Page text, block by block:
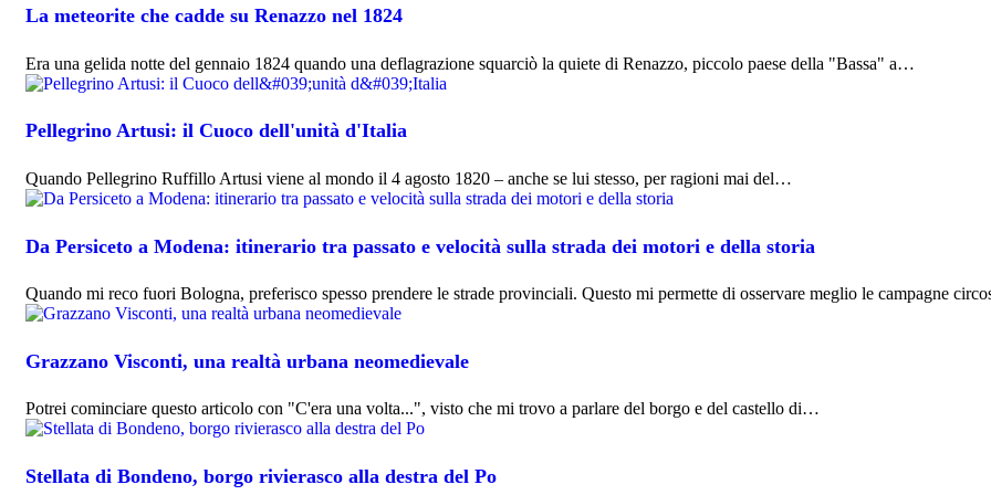
La meteorite che cadde su Renazzo nel 1824
Era una gelida notte del gennaio 1824 quando una deflagrazione squarciò la quiete di Renazzo, piccolo paese della "Bassa" a…
Pellegrino Artusi: il Cuoco dell'unità d'Italia
Quando Pellegrino Ruffillo Artusi viene al mondo il 4 agosto 1820 – anche se lui stesso, per ragioni mai del…
Da Persiceto a Modena: itinerario tra passato e velocità sulla strada dei motori e della storia
Quando mi reco fuori Bologna, preferisco spesso prendere le strade provinciali. Questo mi permette di osservare meglio le campagne
Grazzano Visconti, una realtà urbana neomedievale
Potrei cominciare questo articolo con "C'era una volta...", visto che mi trovo a parlare del borgo e del castello di…
Stellata di Bondeno, borgo rivierasco alla destra del Po